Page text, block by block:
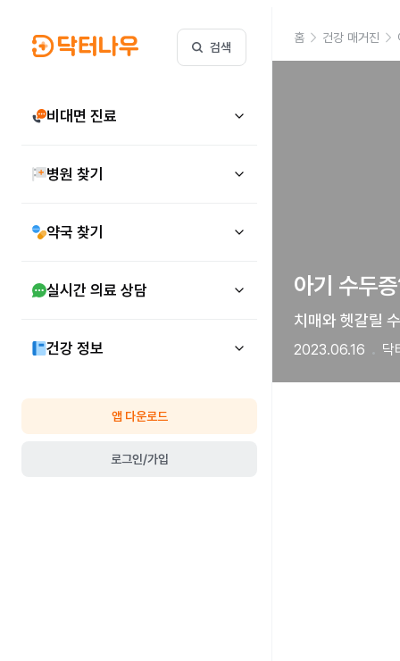
검색
비대면 진료
병원 찾기
약국 찾기
실시간 의료 상담
건강 정보
앱 다운로드
로그인/가입
홈 건강 매거진
아기 수두
치매와 헷갈릴
2023.06.16 닥